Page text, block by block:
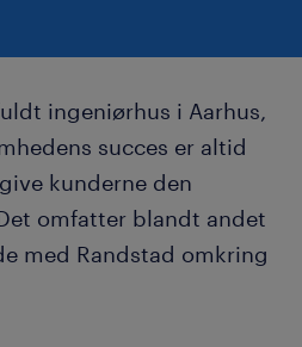
ingeniørhus i Aarhus,
succes er altid
kunderne den
omfatter blandt andet
med Randstad omkring